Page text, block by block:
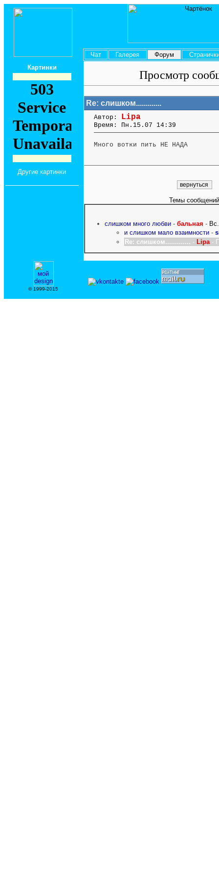
Чат Галерея Форум
Картинки
Другие картинки
Просмотр
Re: слишком.............
Автор: Lipa
Время: Пн.15.07 14:39
Много вотки пить НЕ НАДА
Темы
слишком много любви - бальная -
и слишком мало взаимности -
Re: слишком............. - Lipa -
© 1999-2015